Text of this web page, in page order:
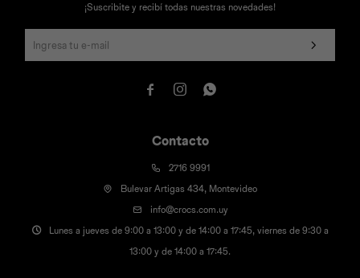
Contacto
2716 9991
Bulevar Artigas 434, Montevideo
info@crocs.com.uy
Lunes a jueves de 9:00 a 13:00 y de 14:00 a 17:45, viernes de 9:30 a
13:00 y de 14:00 a 17:45.
¡Suscribite y recibí todas nuestras novedades!
  